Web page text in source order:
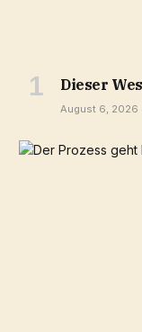
Dieser
August 6, 2026